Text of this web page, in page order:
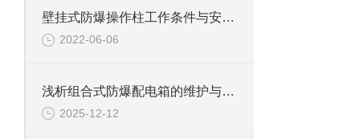
壁挂式防爆操作柱工作条件与安装事项
2022-06-06
浅析组合式防爆配电箱的维护与注意事项
2025-12-12